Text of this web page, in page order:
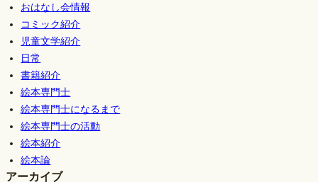
おはなし会情報
コミック紹介
児童文学紹介
日常
書籍紹介
絵本専門士
絵本専門士になるまで
絵本専門士の活動
絵本紹介
絵本論
アーカイブ